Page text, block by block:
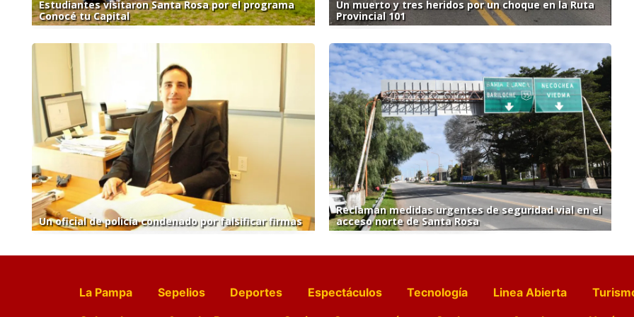
Estudiantes visitaron Santa Rosa por el programa
Conocé tu Capital
Un muerto y tres heridos por un choque en la Ruta
Provincial 101
Un oficial de policía condenado por falsificar firmas
Reclaman medidas urgentes de seguridad vial en el
acceso norte de Santa Rosa
La Pampa Sepelios Deportes Espectáculos Tecnología Linea Abierta